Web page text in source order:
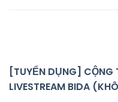
[TUYỂN DỤNG] CỘNG
LIVESTREAM BIDA